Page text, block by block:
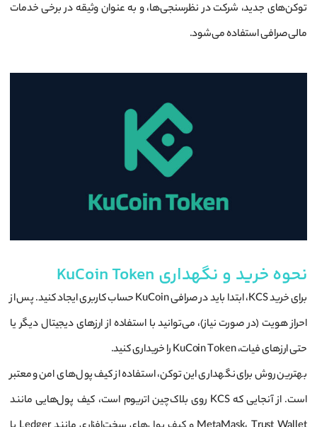
توکن‌های جدید، شرکت در نظرسنجی‌ها، و به عنوان وثیقه در برخی خدمات
مالی صرافی استفاده می‌شود.
نحوه خرید و نگهداری KuCoin Token
برای خرید KCS، ابتدا باید در صرافی KuCoin حساب کاربری ایجاد کنید. پس از
احراز هویت (در صورت نیاز)، می‌توانید با استفاده از ارزهای دیجیتال دیگر یا
حتی ارزهای فیات، KuCoin Token را خریداری کنید.
بهترین روش برای نگهداری این توکن، استفاده از کیف پول‌های امن و معتبر
است. از آنجایی که KCS روی بلاک‌چین اتریوم است، کیف پول‌هایی مانند